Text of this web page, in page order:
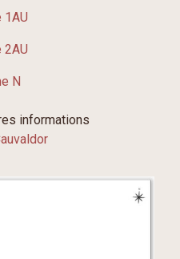
1AU
2AU
N
informations